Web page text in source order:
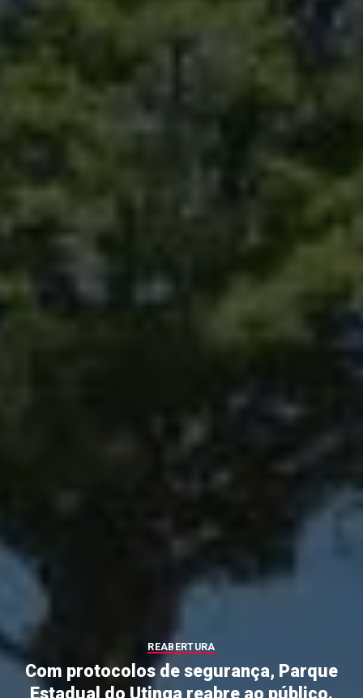
REABERTURA
Com protocolos de segurança, Parque
Estadual do Utinga reabre ao público.